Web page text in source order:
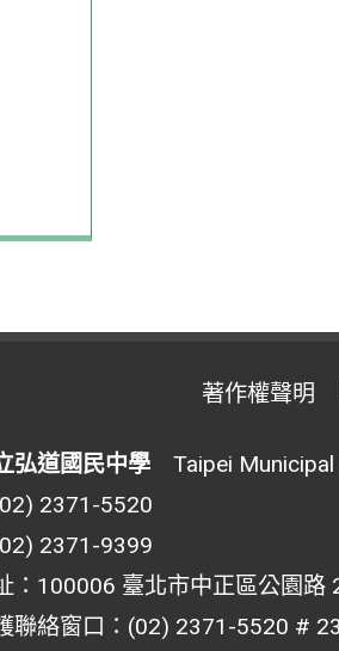
著作權聲明
弘道國民中學Taipei Municipal
2371-5520
2371-9399
：100006 臺北市中正區公園路
聯絡窗口：(02) 2371-5520 #